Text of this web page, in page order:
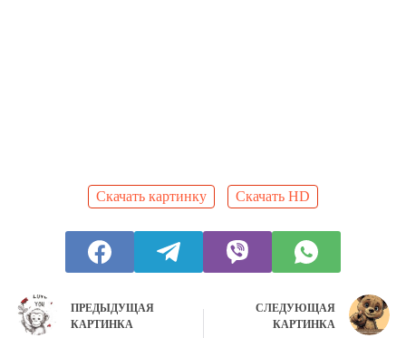
Скачать картинку Скачать HD
ПРЕДЫДУЩАЯ
КАРТИНКА
СЛЕДУЮЩАЯ
КАРТИНКА